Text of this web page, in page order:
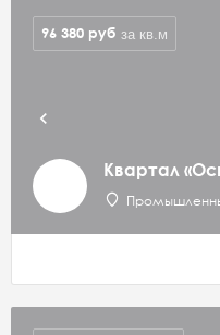
Квартал
96 380 руб за кв.м